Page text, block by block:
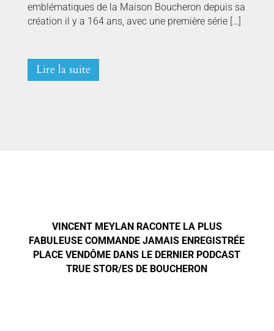
emblématiques de la Maison Boucheron depuis sa
création il y a 164 ans, avec une première série […]
Lire la suite
VINCENT MEYLAN RACONTE LA PLUS
FABULEUSE COMMANDE JAMAIS ENREGISTRÉE
PLACE VENDÔME DANS LE DERNIER PODCAST
TRUE STOR/ES DE BOUCHERON